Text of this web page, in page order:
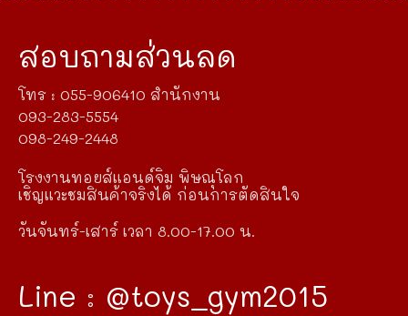
สอบถามส่วนลด
โทร : 055-906410 สำนักงาน
093-283-5554
098-249-2448
โรงงานทอยส์แอนด์จิม พิษณุโลก
เชิญแวะชมสินค้าจริงได้ ก่อนการตัดสินใจ
วันจันทร์-เสาร์ เวลา 8.00-17.00 น.
Line : @toys_gym2015